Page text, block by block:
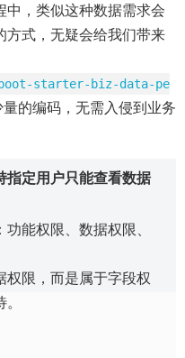
中，类似这种数据需求会
方式，无疑会给我们带来
starter-biz-data-pe
的编码，无需入侵到业务
指定用户只能查看数据
能权限、数据权限、
权限，而是属于字段权